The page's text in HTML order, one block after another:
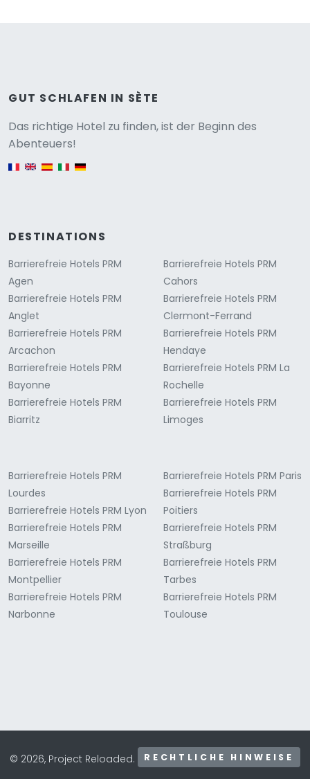
GUT SCHLAFEN IN SÈTE
Das richtige Hotel zu finden, ist der Beginn des
Abenteuers!
DESTINATIONS
Barrierefreie Hotels PRM
Agen
Barrierefreie Hotels PRM
Anglet
Barrierefreie Hotels PRM
Arcachon
Barrierefreie Hotels PRM
Bayonne
Barrierefreie Hotels PRM
Biarritz
Barrierefreie Hotels PRM
Cahors
Barrierefreie Hotels PRM
Clermont-Ferrand
Barrierefreie Hotels PRM
Hendaye
Barrierefreie Hotels PRM La
Rochelle
Barrierefreie Hotels PRM
Limoges
Barrierefreie Hotels PRM
Lourdes
Barrierefreie Hotels PRM Lyon
Barrierefreie Hotels PRM
Marseille
Barrierefreie Hotels PRM
Montpellier
Barrierefreie Hotels PRM
Narbonne
Barrierefreie Hotels PRM Paris
Barrierefreie Hotels PRM
Poitiers
Barrierefreie Hotels PRM
Straßburg
Barrierefreie Hotels PRM
Tarbes
Barrierefreie Hotels PRM
Toulouse
© 2026, Project Reloaded. RECHTLICHE HINWEISE